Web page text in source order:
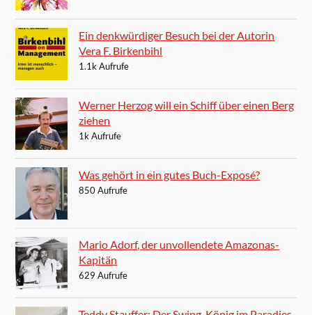
Ein denkwürdiger Besuch bei der Autorin
Vera F. Birkenbihl
1.1k Aufrufe
Werner Herzog will ein Schiff über einen Berg
ziehen
1k Aufrufe
Was gehört in ein gutes Buch-Exposé?
850 Aufrufe
Mario Adorf, der unvollendete Amazonas-
Kapitän
629 Aufrufe